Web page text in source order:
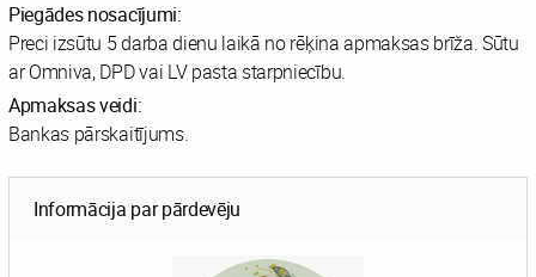
Piegādes nosacījumi:
Preci izsūtu 5 darba dienu laikā no rēķina apmaksas brīža. Sūtu
ar Omniva, DPD vai LV pasta starpniecību.
Apmaksas veidi:
Bankas pārskaitījums.
Informācija par pārdevēju